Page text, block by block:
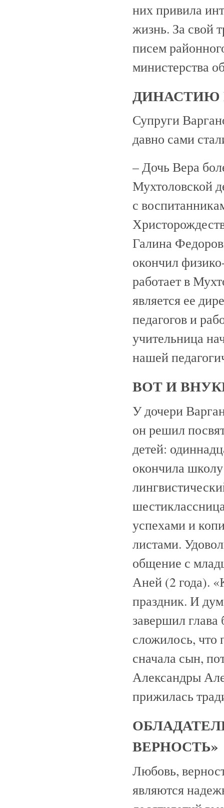
них привила
жизнь. За свой
писем
министерства
ДИНАСТИЮ
Супруги
давно сами
– Дочь Вера
Мухтоловской
с
Галина
окончил
работает в
является ее
педагогов и
учительница
нашей
ВОТ И
У дочери
он решил
детей:
окончила
успехами и
листами.
общение с
Аней (2 года).
праздник. И
завершил
сложилось,
сначала сын,
Александры
прижилась
ВЕРНОСТЬ»
Любовь,
являются